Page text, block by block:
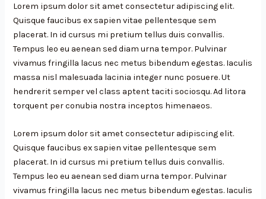
Lorem ipsum dolor sit amet consectetur adipiscing elit.
Quisque faucibus ex sapien vitae pellentesque sem
placerat. In id cursus mi pretium tellus duis convallis.
Tempus leo eu aenean sed diam urna tempor. Pulvinar
vivamus fringilla lacus nec metus bibendum egestas. Iaculis
massa nisl malesuada lacinia integer nunc posuere. Ut
hendrerit semper vel class aptent taciti sociosqu. Ad litora
torquent per conubia nostra inceptos himenaeos.
Lorem ipsum dolor sit amet consectetur adipiscing elit.
Quisque faucibus ex sapien vitae pellentesque sem
placerat. In id cursus mi pretium tellus duis convallis.
Tempus leo eu aenean sed diam urna tempor. Pulvinar
vivamus fringilla lacus nec metus bibendum egestas. Iaculis